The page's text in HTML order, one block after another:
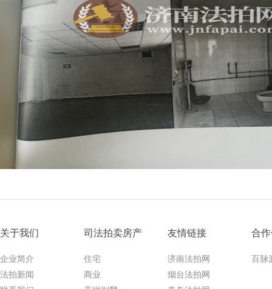
关于我们
企业简介
法拍新闻
司法拍卖房产
住宅
商业
友情链接
济南法拍网
烟台法拍网
合
百脉